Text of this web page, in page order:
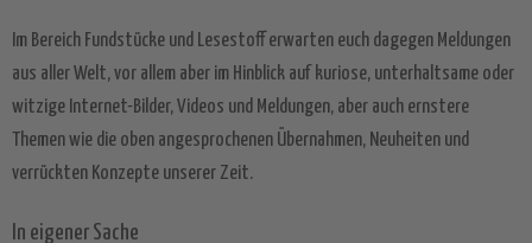
Im Bereich Fundstücke und Lesestoff erwarten euch dagegen Meldungen
aus aller Welt, vor allem aber im Hinblick auf kuriose, unterhaltsame oder
witzige Internet-Bilder, Videos und Meldungen, aber auch ernstere
Themen wie die oben angesprochenen Übernahmen, Neuheiten und
verrückten Konzepte unserer Zeit.
In eigener Sache